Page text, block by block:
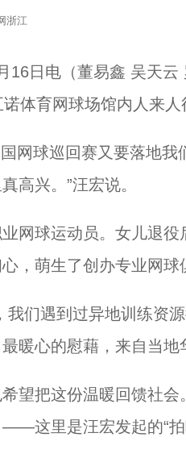
浙江
日电（董易鑫 吴天云
体育网球场馆内人来
球巡回赛又要落地我
高兴。”汪宏说。
球运动员。女儿退役
，萌生了创办专业网球
们遇到过异地训练资源
暖心的慰藉，来自当
把这份温暖回馈社会
这里是汪宏发起的“